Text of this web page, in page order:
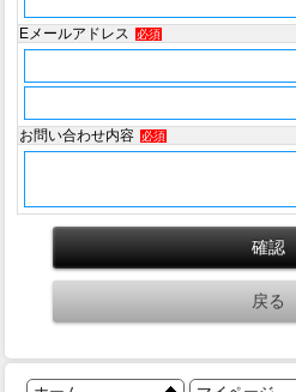
Eメールアドレス 必須
お問い合わせ内容 必須